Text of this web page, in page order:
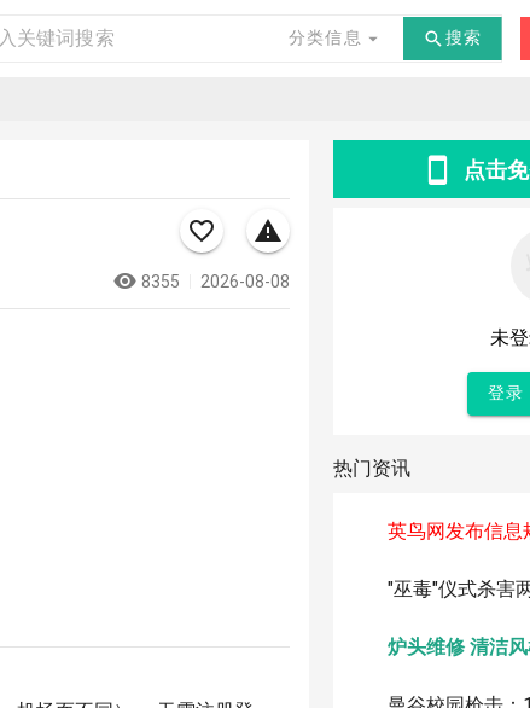
分类信息 搜索
商品 商务 交友 其他
8355 2026-08-08
点击
未
登录
热门资讯
英鸟网发布信息
炉头维修 清洁